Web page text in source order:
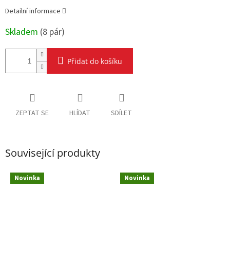
Detailní informace
Skladem (8 pár)
Přidat do košíku
ZEPTAT SE HLÍDAT SDÍLET
Související produkty
Novinka Novinka